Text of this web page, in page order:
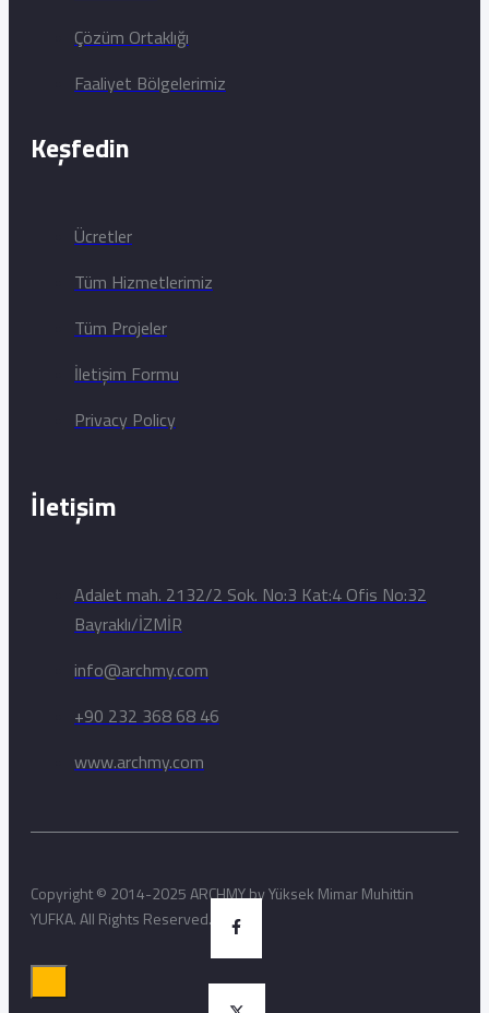
Çözüm Ortaklığı
Faaliyet Bölgelerimiz
Keşfedin
Ücretler
Tüm Hizmetlerimiz
Tüm Projeler
İletişim Formu
Privacy Policy
İletişim
Adalet mah. 2132/2 Sok. No:3 Kat:4 Ofis No:32
Bayraklı/İZMİR
info@archmy.com
+90 232 368 68 46
www.archmy.com
Copyright © 2014-2025 ARCHMY by Yüksek Mimar Muhittin
YUFKA. All Rights Reserved.